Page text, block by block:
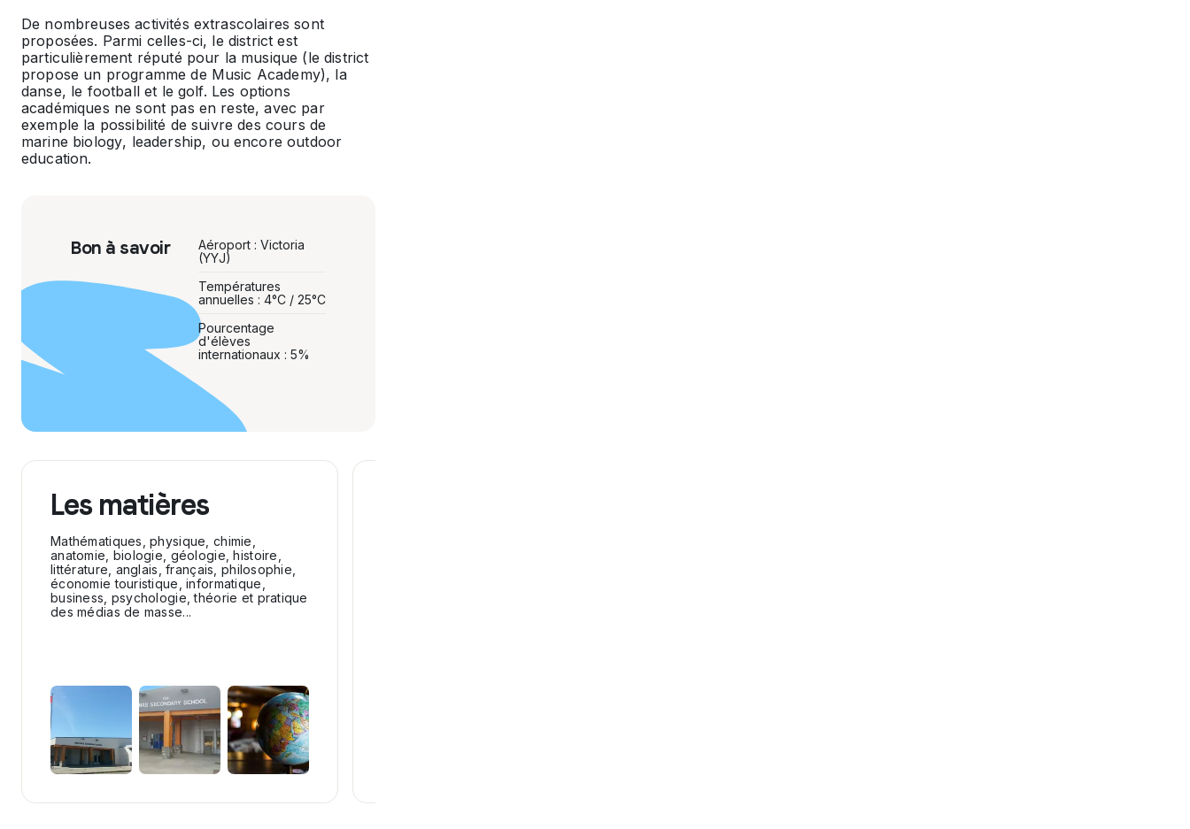
De nombreuses activités extrascolaires sont
proposées. Parmi celles-ci, le district est
particulièrement réputé pour la musique (le district
propose un programme de Music Academy), la
danse, le football et le golf. Les options
académiques ne sont pas en reste, avec par
exemple la possibilité de suivre des cours de
marine biology, leadership, ou encoreoutdoor
education.
Bon à savoir
Aéroport : Victoria
(YYJ)
Températures
annuelles : 4°C / 25°C
Pourcentage
d'élèves
internationaux : 5%
Les matières
Mathématiques, physique, chimie,
anatomie, biologie, géologie, histoire,
littérature, anglais, français, philosophie,
économie touristique, informatique,
business, psychologie, théorie et pratique
des médias de masse...